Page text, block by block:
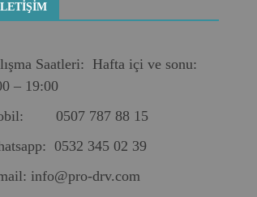
Saatleri: Hafta içi ve sonu:
– 19:00
0507 787 88 15
0532 345 02 39
info@pro-drv.com